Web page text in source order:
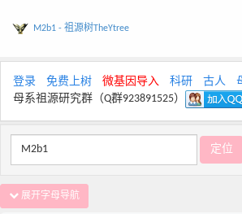
M2b1 - 祖源树TheYtree
登录 免费上树 微基因导入 科研 古人
母系祖源研究群（Q群923891525）
展开字母导航